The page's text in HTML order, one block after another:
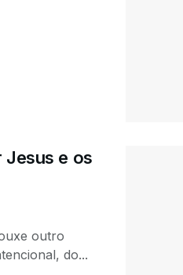
Jesus e os
outro
do...